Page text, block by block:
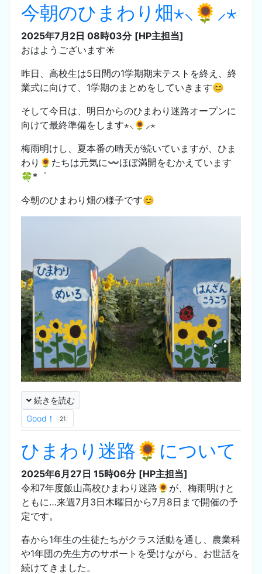
今朝のひまわり畑⋆⸜🌻⸝‍⋆
2025年7月2日 08時03分 [HP主担当]
おはようございます☀️
昨日、高校生は5日間の1学期期末テストを終え、終
業式に向けて、1学期のまとめをしていきます😊
そして今日は、明日からのひまわり迷路オープンに
向けて最終準備をします⋆⸜🌻⸝‍⋆
梅雨明けし、夏本番の晴天が続いていますが、ひま
わり🌻たちは元気に〰️ほぼ満開をむかえています
🍀*゜
今朝のひまわり畑の様子です😊
続きを読む
Good！
21
ひまわり迷路🌻について
2025年6月27日 15時06分 [HP主担当]
令和7年度飯山高校ひまわり迷路🌻が、梅雨明けと
ともに…来週7月3日木曜日から7月8日まで開催の予
定です。
春から1年生の生徒たちがクラス活動を通し、農業科
や1年団の先生方のサポートを受けながら、お世話を
続けてきました。